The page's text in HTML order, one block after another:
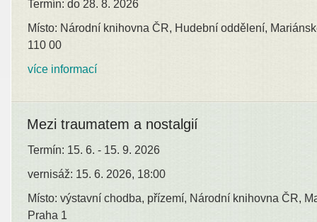
Termín: do 28. 8. 2026
Místo: Národní knihovna ČR, Hudební oddělení,
110 00
více informací
Mezi traumatem a nostalgií
Termín: 15. 6. - 15. 9. 2026
vernisáž: 15. 6. 2026, 18:00
Místo: výstavní chodba, přízemí, Národní knihovna ČR,
Praha 1